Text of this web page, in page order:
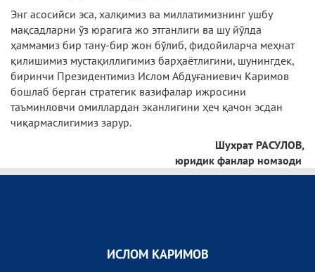
Энг асосийси эса, халқимиз ва миллатимизнинг ушбу
мақсадларни ўз юрагига жо этганлиги ва шу йўлда
ҳаммамиз бир тану-бир жон бўлиб, фидойиларча меҳнат
қилишимиз мустақиллигимиз барҳаётлигини, шунингдек,
биринчи Президентимиз Ислом Абдуғаниевич Каримов
бошлаб берган стратегик вазифалар ижросини
таъминловчи омиллардан эканлигини ҳеч қачон эсдан
чиқармаслигимиз зарур.
Шухрат РАСУЛОВ,
юридик фанлар номзоди
ИСЛОМ КАРИМОВ